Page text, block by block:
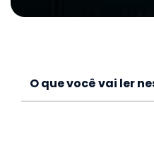
O que você vai ler